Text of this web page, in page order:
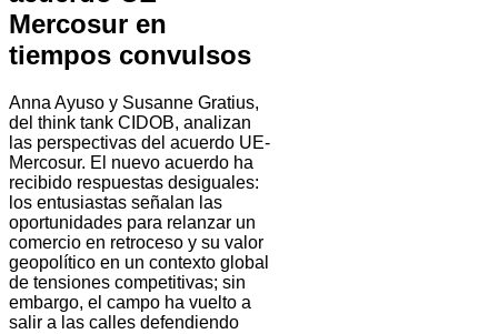
Mercosur en
tiempos convulsos
Anna Ayuso y Susanne Gratius,
del think tank CIDOB, analizan
las perspectivas del acuerdo UE-
Mercosur. El nuevo acuerdo ha
recibido respuestas desiguales:
los entusiastas señalan las
oportunidades para relanzar un
comercio en retroceso y su valor
geopolítico en un contexto global
de tensiones competitivas; sin
embargo, el campo ha vuelto a
salir a las calles defendiendo